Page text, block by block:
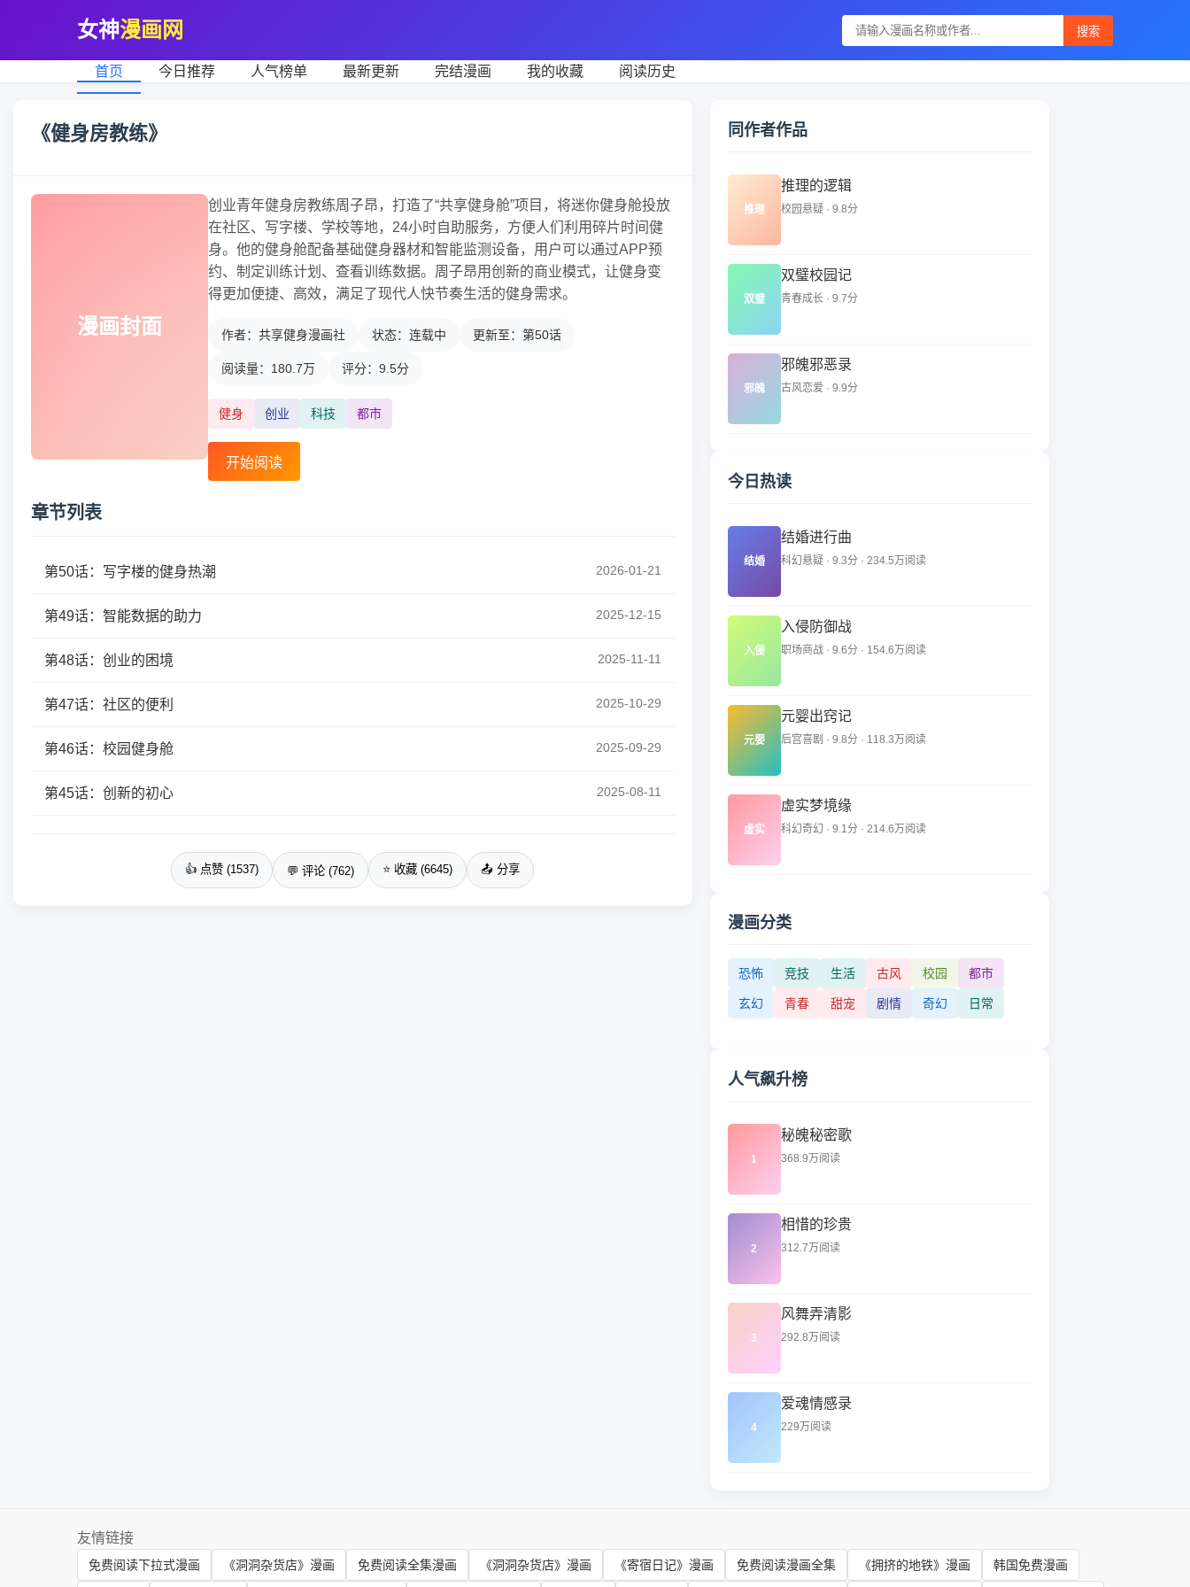
女神漫画网 搜索
首页 今日推荐 人气榜单 最新更新 完结漫画 我的收藏 阅读历史
《健身房教练》
漫画封面
创业青年健身房教练周子昂，打造了“共享健身舱”项目，将迷你健身舱投放
在社区、写字楼、学校等地，24小时自助服务，方便人们利用碎片时间健
身。他的健身舱配备基础健身器材和智能监测设备，用户可以通过APP预
约、制定训练计划、查看训练数据。周子昂用创新的商业模式，让健身变
得更加便捷、高效，满足了现代人快节奏生活的健身需求。
作者：共享健身漫画社 状态：连载中 更新至：第50话
阅读量：180.7万 评分：9.5分
健身 创业 科技 都市
开始阅读
章节列表
第50话：写字楼的健身热潮 2026-01-21
第49话：智能数据的助力 2025-12-15
第48话：创业的困境 2025-11-11
第47话：社区的便利 2025-10-29
第46话：校园健身舱 2025-09-29
第45话：创新的初心 2025-08-11
👍 点赞 (1537) 💬 评论 (762) ⭐ 收藏 (6645) 📤 分享
今日热读
结婚
结婚进行曲
科幻悬疑 · 9.3分 · 234.5万阅读
入侵
入侵防御战
职场商战 · 9.6分 · 154.6万阅读
元婴
元婴出窍记
后宫喜剧 · 9.8分 · 118.3万阅读
虚实
虚实梦境缘
科幻奇幻 · 9.1分 · 214.6万阅读
漫画分类
恐怖 竞技 生活 古风 校园 都市
玄幻 青春 甜宠 剧情 奇幻 日常
人气飙升榜
1
秘魄秘密歌
368.9万阅读
2
相惜的珍贵
312.7万阅读
3
风舞弄清影
292.8万阅读
4
爱魂情感录
229万阅读
同作者作品
推理
推理的逻辑
校园悬疑 · 9.8分
双璧
双璧校园记
青春成长 · 9.7分
邪魄
邪魄邪恶录
古风恋爱 · 9.9分
友情链接
免费阅读下拉式漫画 《洞洞杂货店》漫画 免费阅读全集漫画 《洞洞杂货店》漫画 《寄宿日记》漫画 免费阅读漫画全集 《拥挤的地铁》漫画 韩国免费漫画